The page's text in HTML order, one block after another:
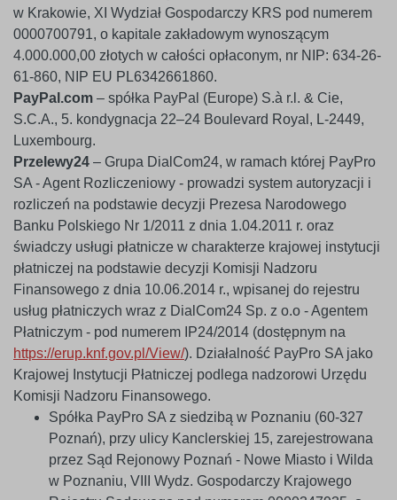
w Krakowie, XI Wydział Gospodarczy KRS pod numerem
0000700791, o kapitale zakładowym wynoszącym
4.000.000,00 złotych w całości opłaconym, nr NIP: 634-26-
61-860, NIP EU PL6342661860.
PayPal.com – spółka PayPal (Europe) S.à r.l. & Cie,
S.C.A., 5. kondygnacja 22–24 Boulevard Royal, L-2449,
Luxembourg.
Przelewy24 – Grupa DialCom24, w ramach której PayPro
SA - Agent Rozliczeniowy - prowadzi system autoryzacji i
rozliczeń na podstawie decyzji Prezesa Narodowego
Banku Polskiego Nr 1/2011 z dnia 1.04.2011 r. oraz
świadczy usługi płatnicze w charakterze krajowej instytucji
płatniczej na podstawie decyzji Komisji Nadzoru
Finansowego z dnia 10.06.2014 r., wpisanej do rejestru
usług płatniczych wraz z DialCom24 Sp. z o.o - Agentem
Płatniczym - pod numerem IP24/2014 (dostępnym na
https://erup.knf.gov.pl/View/). Działalność PayPro SA jako
Krajowej Instytucji Płatniczej podlega nadzorowi Urzędu
Komisji Nadzoru Finansowego.
Spółka PayPro SA z siedzibą w Poznaniu (60-327
Poznań), przy ulicy Kanclerskiej 15, zarejestrowana
przez Sąd Rejonowy Poznań - Nowe Miasto i Wilda
w Poznaniu, VIII Wydz. Gospodarczy Krajowego